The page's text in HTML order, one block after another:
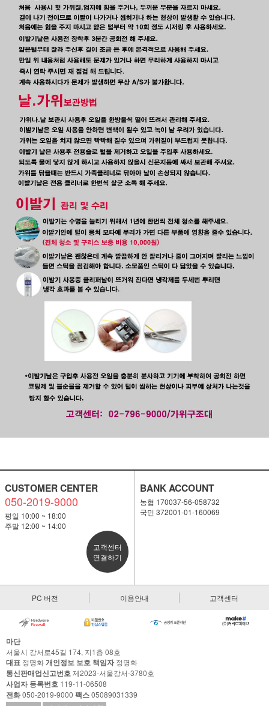
CUSTOMER CENTER
050-2019-9000
평일 10:00 ~ 18:00
주말 12:00 ~ 14:00
고객센터
연결하기
BANK ACCOUNT
농협 170037-56-058732
국민 372001-01-160069
PC 버전 이용안내 고객센터
마단
서울시 강서로45길 174, 지1층 08호
대표 정명화개인정보 보호 책임자정명화
통신판매업신고번호제2023-서울강서-3780호
사업자 등록번호 119-11-06508
전화050-2019-9000 팩스05089031339